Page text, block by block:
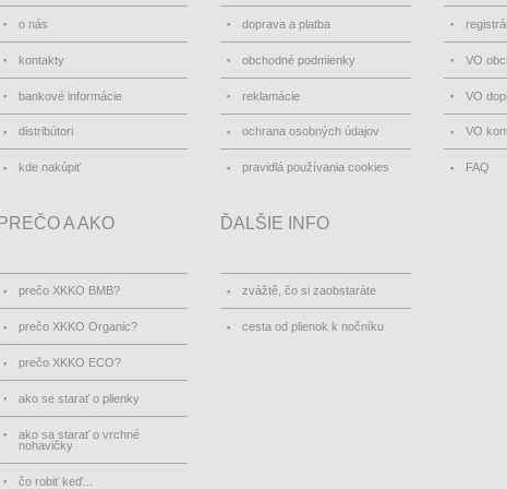
o nás
kontakty
bankové informácie
distribútori
kde nakúpiť
doprava a platba
obchodné podmienky
reklamácie
ochrana osobných údajov
pravidlá používania cookies
VO
VO
VO
FAQ
PREČO A AKO
prečo XKKO BMB?
prečo XKKO Organic?
prečo XKKO ECO?
ako se starať o plienky
ako sa starať o vrchné
nohavičky
čo robiť keď...
ĎALŠIE INFO
zvážtě, čo si zaobstaráte
cesta od plienok k nočníku